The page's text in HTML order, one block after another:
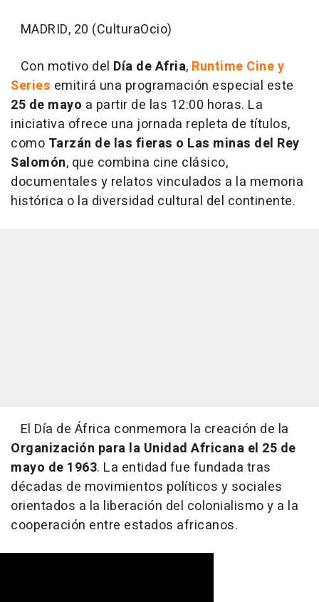
MADRID, 20 (CulturaOcio)
Con motivo del Día de Afria, Runtime Cine y
Series emitirá una programación especial este
25 de mayo a partir de las 12:00 horas. La
iniciativa ofrece una jornada repleta de títulos,
como Tarzán de las fieras o Las minas del Rey
Salomón, que combina cine clásico,
documentales y relatos vinculados a la memoria
histórica o la diversidad cultural del continente.
El Día de África conmemora la creación de la
Organización para la Unidad Africana el 25 de
mayo de 1963. La entidad fue fundada tras
décadas de movimientos políticos y sociales
orientados a la liberación del colonialismo y a la
cooperación entre estados africanos.